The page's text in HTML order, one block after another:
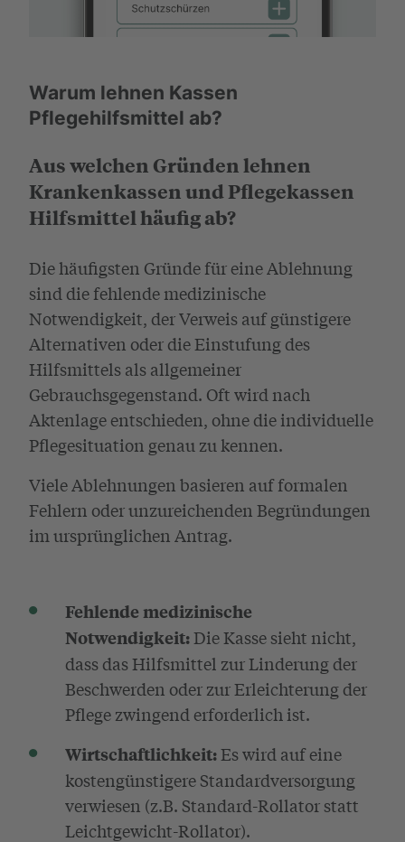
Warum lehnen Kassen
Pflegehilfsmittel ab?
Aus welchen Gründen lehnen
Krankenkassen und Pflegekassen
Hilfsmittel häufig ab?
Die häufigsten Gründe für eine Ablehnung
sind die fehlende medizinische
Notwendigkeit, der Verweis auf günstigere
Alternativen oder die Einstufung des
Hilfsmittels als allgemeiner
Gebrauchsgegenstand. Oft wird nach
Aktenlage entschieden, ohne die individuelle
Pflegesituation genau zu kennen.
Viele Ablehnungen basieren auf formalen
Fehlern oder unzureichenden Begründungen
im ursprünglichen Antrag.
Fehlende medizinische
Notwendigkeit:Die Kasse sieht nicht,
dass das Hilfsmittel zur Linderung der
Beschwerden oder zur Erleichterung der
Pflege zwingend erforderlich ist.
Wirtschaftlichkeit:Es wird auf eine
kostengünstigere Standardversorgung
verwiesen (z.B. Standard-Rollator statt
Leichtgewicht-Rollator).